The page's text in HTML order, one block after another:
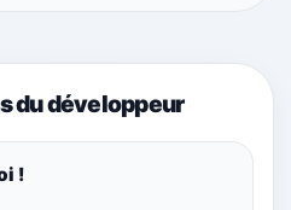
du développeur
!